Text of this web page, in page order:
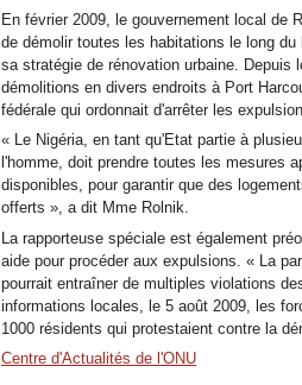
En février 2009, le gouvernement local de
de démolir toutes les habitations le long
sa stratégie de rénovation urbaine. Depuis
démolitions en divers endroits à Port
fédérale qui ordonnait d'arrêter les
« Le Nigéria, en tant qu'Etat partie à
l'homme, doit prendre toutes les mesures
disponibles, pour garantir que des
offerts », a dit Mme Rolnik.
La rapporteuse spéciale est également
aide pour procéder aux expulsions. « La
pourrait entraîner de multiples violations
informations locales, le 5 août 2009, les
1000 résidents qui protestaient contre la
Centre d'Actualités de l'ONU